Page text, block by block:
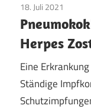
18. Juli 2021
Herpes
Eine
Ständige